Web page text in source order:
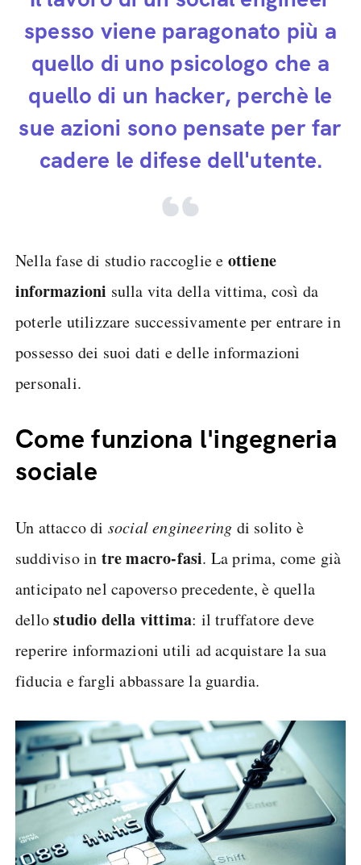
spesso viene paragonato più a
quello di uno psicologo che a
quello di un hacker, perchè le
sue azioni sono pensate per far
cadere le difese dell'utente.
Nella fase di studio raccoglie e ottiene
informazioni sulla vita della vittima, così da
poterle utilizzare successivamente per entrare in
possesso dei suoi dati e delle informazioni
personali.
Come funziona l'ingegneria
sociale
Un attacco di social engineering di solito è
suddiviso in tre macro-fasi. La prima, come già
anticipato nel capoverso precedente, è quella
dellostudio della vittima: il truffatore deve
reperire informazioni utili ad acquistare la sua
fiducia e fargli abbassare la guardia.